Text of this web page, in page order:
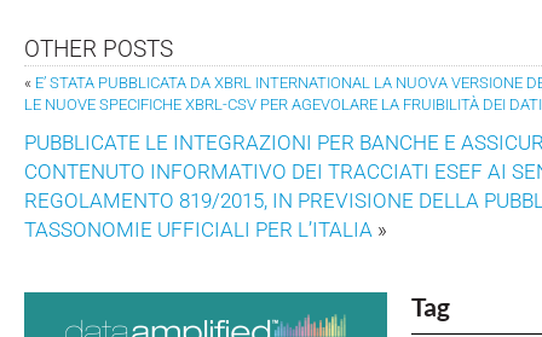
OTHER POSTS
« E’ STATA PUBBLICATA DA XBRL INTERNATIONAL LA NUOVA VERSIONE
LE NUOVE SPECIFICHE XBRL-CSV PER AGEVOLARE LA FRUIBILITÀ DEI
PUBBLICATE LE INTEGRAZIONI PER BANCHE E
CONTENUTO INFORMATIVO DEI TRACCIATI ESEF AI
REGOLAMENTO 819/2015, IN PREVISIONE DELLA
TASSONOMIE UFFICIALI PER L’ITALIA »
Tag